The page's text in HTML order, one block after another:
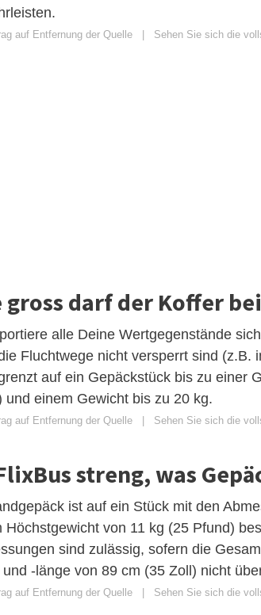
auf Entfernung der Quelle Sehen Sie sich die
gross darf der Koffer
alle Deine Wertgegenstände
Fluchtwege nicht versperrt sind
auf ein Gepäckstück bis zu einer
und einem Gewicht bis zu 20 kg.
auf Entfernung der Quelle Sehen Sie sich die
streng, was
ist auf ein Stück mit den
Höchstgewicht von 11 kg (25 Pfund)
sind zulässig, sofern die
und -länge von 89 cm (35 Zoll) nicht
auf Entfernung der Quelle Sehen Sie sich die